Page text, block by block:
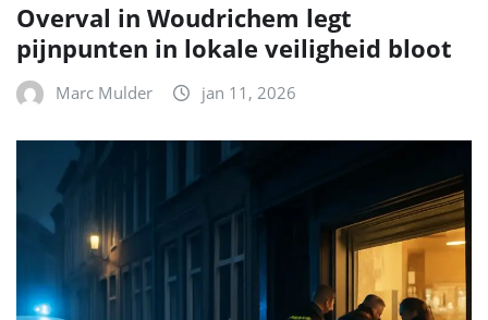
Overval in Woudrichem legt
pijnpunten in lokale veiligheid bloot
Marc Mulder jan 11, 2026